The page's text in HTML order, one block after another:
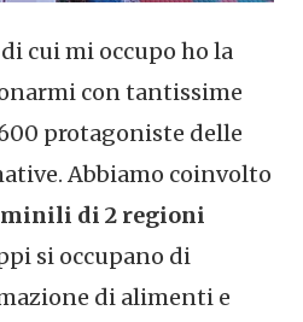
cui mi occupo ho la
con tantissime
protagoniste delle
Abbiamo coinvolto
di 2 regioni
si occupano di
di alimenti e